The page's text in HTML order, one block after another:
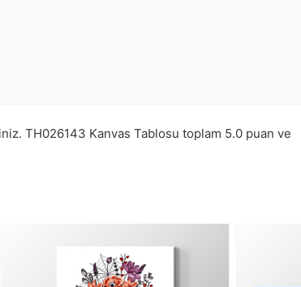
TH026143 Kanvas Tablosu toplam 5.0 puan ve